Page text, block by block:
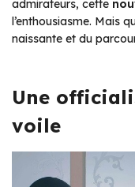
admirateurs, cette
l’enthousiasme. Mais
naissante et du
Une
voile